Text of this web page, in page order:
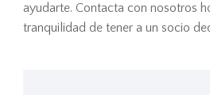
ayudarte. Contacta con nosotros
tranquilidad de tener a un socio